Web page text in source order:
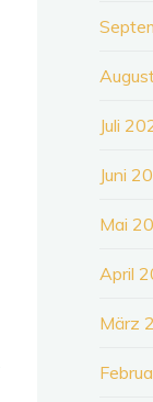
Juli
Juni
Mai
April
März